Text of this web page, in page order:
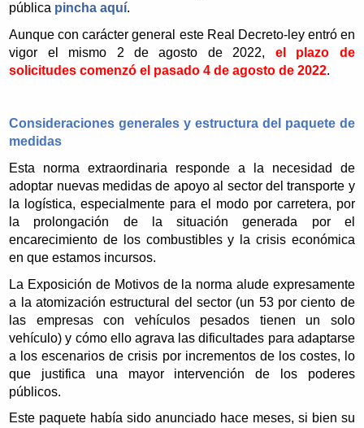
pública pincha aquí.
Aunque con carácter general este Real Decreto-ley entró en
vigor el mismo 2 de agosto de 2022, el plazo de
solicitudes comenzó el pasado 4 de agosto de 2022.
Consideraciones generales y estructura del paquete de
medidas
Esta norma extraordinaria responde a la necesidad de
adoptar nuevas medidas de apoyo al sector del transporte y
la logística, especialmente para el modo por carretera, por
la prolongación de la situación generada por el
encarecimiento de los combustibles y la crisis económica
en que estamos incursos.
La Exposición de Motivos de la norma alude expresamente
a la atomización estructural del sector (un 53 por ciento de
las empresas con vehículos pesados tienen un solo
vehículo) y cómo ello agrava las dificultades para adaptarse
a los escenarios de crisis por incrementos de los costes, lo
que justifica una mayor intervención de los poderes
públicos.
Este paquete había sido anunciado hace meses, si bien su